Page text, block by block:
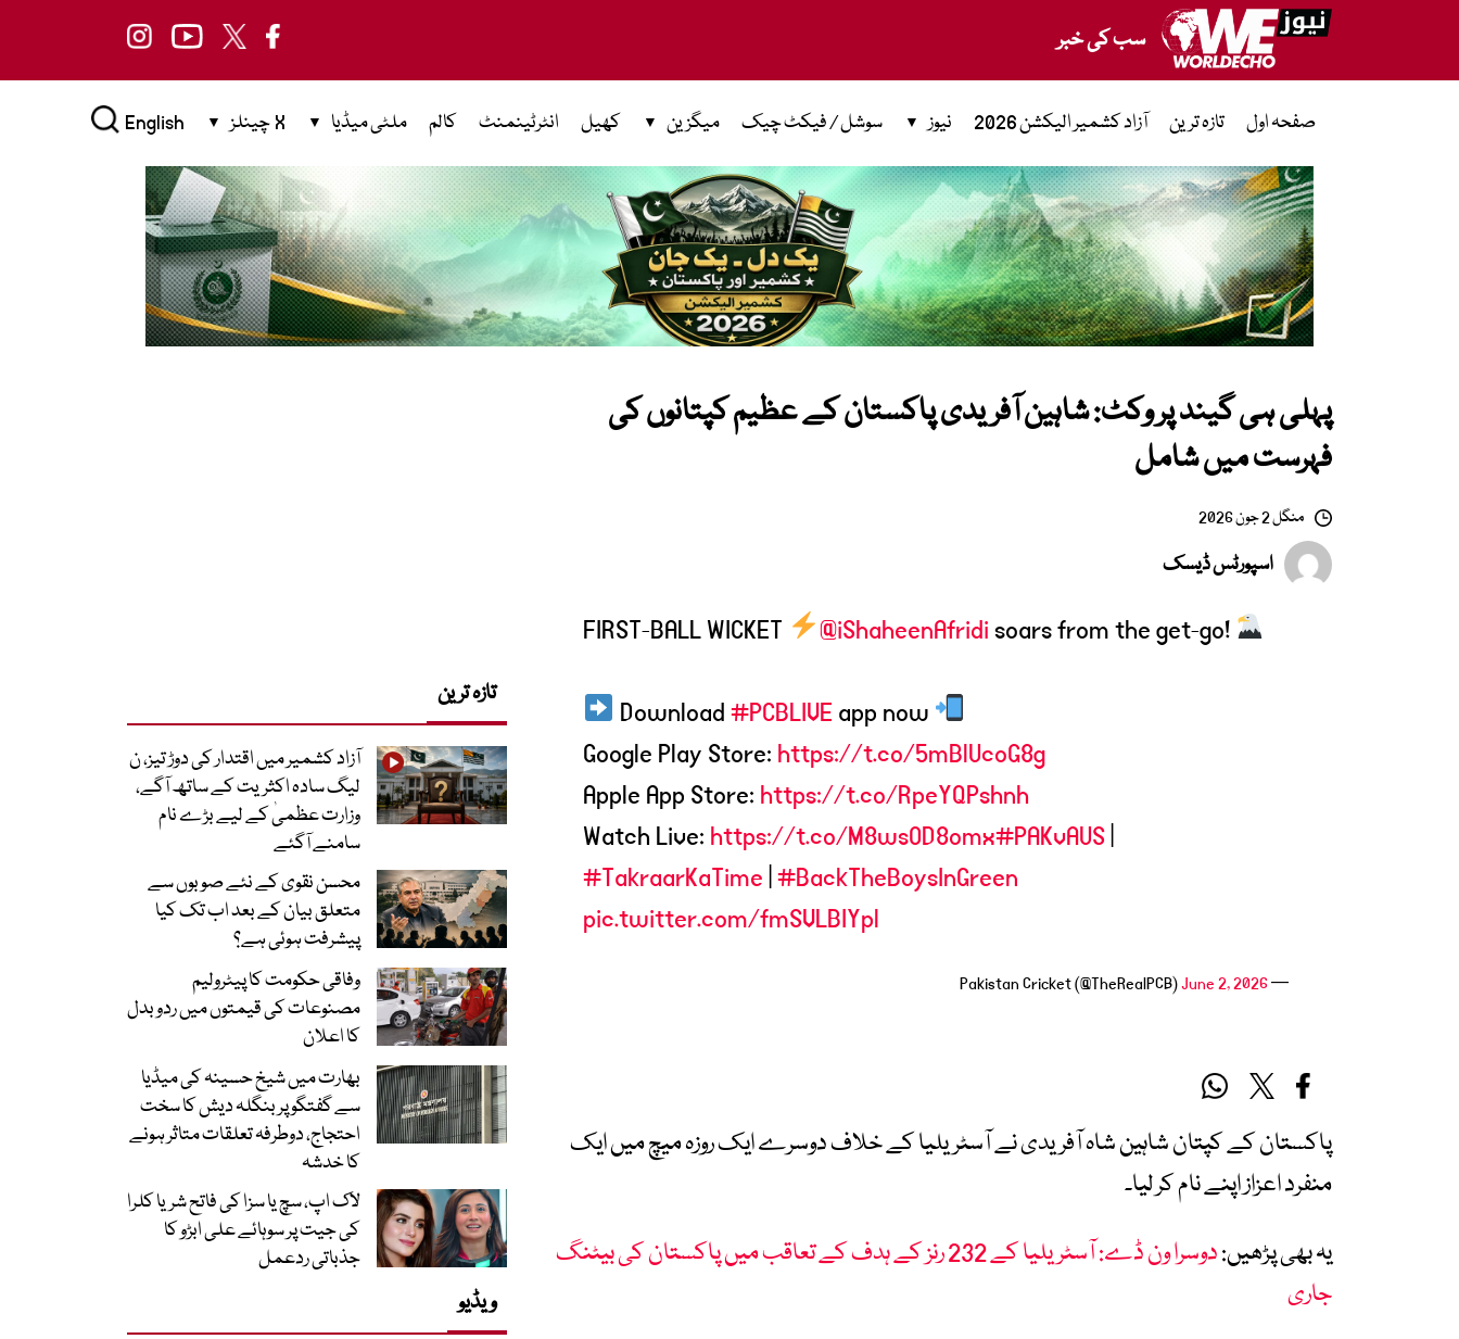
سب کی خبر
صفحہ اول تازہ ترین آزاد کشمیر الیکشن 2026 نیوز سوشل / فیکٹ چیک میگزین کھیل انٹرٹینمنٹ کالم ملٹی میڈیا X چینلز English
پہلی ہی گیند پر وکٹ: شاہین آفریدی پاکستان کے عظیم کپتانوں کی
فہرست میں شامل
منگل 2 جون 2026
اسپورٹس ڈیسک
FIRST-BALL WICKET @iShaheenAfridisoars from the get-go!
Download#PCBLIVE app now
Google Play Store: https://t.co/5mBlUcoG8g
Apple App Store: https://t.co/RpeYQPshnh
Watch Live: https://t.co/M8wsOD8omx#PAKvAUS
#TakraarKaTime #BackTheBoysInGreen
pic.twitter.com/fmSVLBIYpl
— Pakistan Cricket (@TheRealPCB)
June 2, 2026
پاکستان کے کپتان شاہین شاہ آفریدی نے آسٹریلیا کے خلاف دوسرے ایک روزہ میچ میں ایک
منفرد اعزاز اپنے نام کر لیا۔
یہ بھی پڑھیں:
دوسرا ون ڈے: آسٹریلیا کے 232 رنز کے ہدف کے تعاقب میں پاکستان کی بیٹنگ
جاری
تازہ ترین
آزاد کشمیر میں اقتدار کی دوڑ تیز، ن
لیگ سادہ اکثریت کے ساتھ آگے،
وزارت عظمیٰ کے لیے بڑے نام
سامنے آگئے
محسن نقوی کے نئے صوبوں سے
متعلق بیان کے بعد اب تک کیا
پیشرفت ہوئی ہے؟
وفاقی حکومت کا پیٹرولیم
مصنوعات کی قیمتوں میں ردوبدل
کا اعلان
بھارت میں شیخ حسینہ کی میڈیا
سے گفتگو پر بنگلہ دیش کا سخت
احتجاج، دوطرفہ تعلقات متاثر ہونے
کا خدشہ
لاک اپ، سچ یا سزا کی فاتح شریا کلرا
کی جیت پر سوہائے علی ابڑو کا
جذباتی ردعمل
ویڈیو